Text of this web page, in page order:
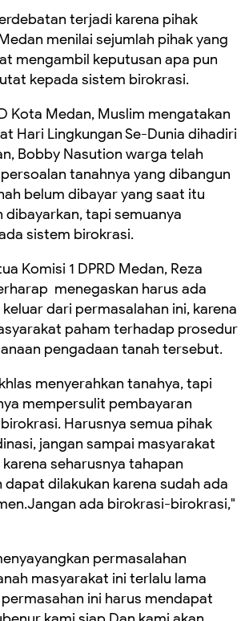
terjadi karena pihak
menilai sejumlah pihak yang
mengambil keputusan apa pun
kepada sistem birokrasi.
Kota Medan, Muslim mengatakan
Hari Lingkungan Se-Dunia dihadiri
Bobby Nasution warga telah
tanahnya yang dibangun
belum dibayar yang saat itu
dibayarkan, tapi semuanya
sistem birokrasi.
Komisi 1 DPRD Medan, Reza
menegaskan harus ada
dari permasalahan ini, karena
paham terhadap prosedur
pengadaan tanah tersebut.
menyerahkan tanahya, tapi
mempersulit pembayaran
Harusnya semua pihak
jangan sampai masyarakat
seharusnya tahapan
dapat dilakukan karena sudah ada
ada birokrasi-birokrasi,"
permasalahan
masyarakat ini terlalu lama
ini harus mendapat